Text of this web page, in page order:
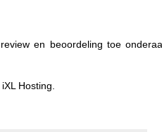
en beoordeling toe
Hosting.